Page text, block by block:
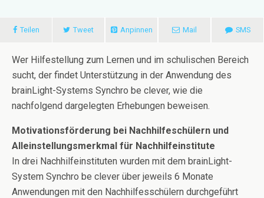
Teilen Tweet Anpinnen Mail SMS
Wer Hilfestellung zum Lernen und im schulischen Bereich
sucht, der findet Unterstützung in der Anwendung des
brainLight-Systems Synchro be clever, wie die
nachfolgend dargelegten Erhebungen beweisen.
Motivationsförderung bei Nachhilfeschülern und
Alleinstellungsmerkmal für Nachhilfeinstitute
In drei Nachhilfeinstituten wurden mit dem brainLight-
System Synchro be clever über jeweils 6 Monate
Anwendungen mit den Nachhilfesschülern durchgeführt